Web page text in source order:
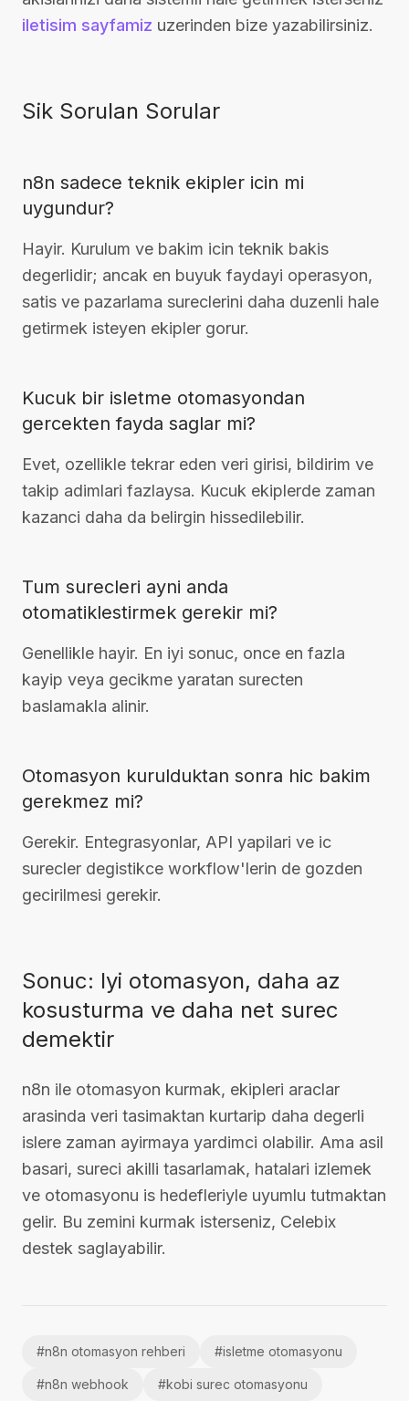
iletisim sayfamiz uzerinden bize yazabilirsiniz.
Sik Sorulan Sorular
n8n sadece teknik ekipler icin mi
uygundur?
Hayir. Kurulum ve bakim icin teknik bakis
degerlidir; ancak en buyuk faydayi operasyon,
satis ve pazarlama sureclerini daha duzenli hale
getirmek isteyen ekipler gorur.
Kucuk bir isletme otomasyondan
gercekten fayda saglar mi?
Evet, ozellikle tekrar eden veri girisi, bildirim ve
takip adimlari fazlaysa. Kucuk ekiplerde zaman
kazanci daha da belirgin hissedilebilir.
Tum surecleri ayni anda
otomatiklestirmek gerekir mi?
Genellikle hayir. En iyi sonuc, once en fazla
kayip veya gecikme yaratan surecten
baslamakla alinir.
Otomasyon kurulduktan sonra hic bakim
gerekmez mi?
Gerekir. Entegrasyonlar, API yapilari ve ic
surecler degistikce workflow'lerin de gozden
gecirilmesi gerekir.
Sonuc: Iyi otomasyon, daha az
kosusturma ve daha net surec
demektir
n8n ile otomasyon kurmak, ekipleri araclar
arasinda veri tasimaktan kurtarip daha degerli
islere zaman ayirmaya yardimci olabilir. Ama asil
basari, sureci akilli tasarlamak, hatalari izlemek
ve otomasyonu is hedefleriyle uyumlu tutmaktan
gelir. Bu zemini kurmak isterseniz, Celebix
destek saglayabilir.
#n8n otomasyon rehberi #isletme otomasyonu
#n8n webhook #kobi surec otomasyonu